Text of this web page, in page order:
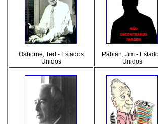
Osborne, Ted - Estados
Unidos
Pabian, Jim -
Unidos